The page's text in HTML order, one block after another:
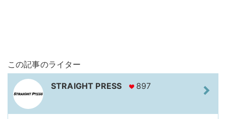
この記事のライター
STRAIGHT PRESS 897